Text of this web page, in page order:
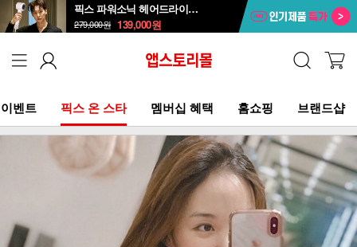
픽스 파워소닉 헤어드라이기 XHS-701
279,000원 139,000원
이벤트 픽스 온 스타 멤버십 혜택 홈쇼핑 브랜드샵